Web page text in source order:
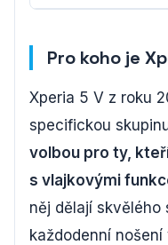
Pro koho je
Xperia 5 V z roku
specifickou
volbou pro ty,
s vlajkovými
něj dělají
každodenní nošení